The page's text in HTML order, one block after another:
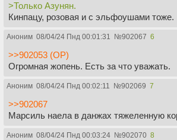
>Только Азунян.
Кинпацу, розовая и с эльфоушами тоже.
Аноним 08/04/24 Пнд 00:01:31 №902067 6
>>902053 (OP)
Огромная жопень. Есть за что уважать.
Аноним 08/04/24 Пнд 00:02:11 №902069 7
>>902067
Марсиль наела в данжах тяжеленную
Аноним 08/04/24 Пнд 00:03:24 №902070 8